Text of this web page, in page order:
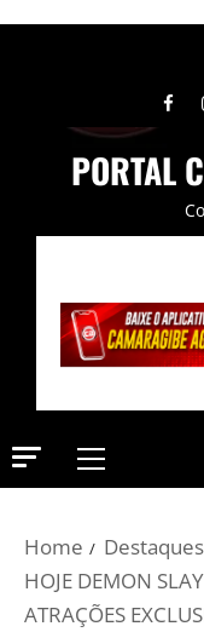
PORTAL
Home
Destaques
HOJE DEMON
ATRAÇÕES